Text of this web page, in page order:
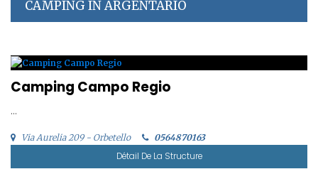
CAMPING IN ARGENTARIO
Camping Campo Regio
...
Via Aurelia 209 - Orbetello 0564870163
Détail De La Structure